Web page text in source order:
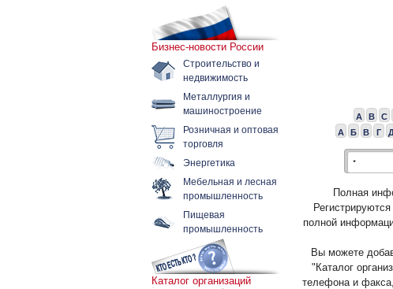
Бизнес-новости России
Строительство и
недвижимость
Металлургия и
машиностроение
Розничная и оптовая
торговля
Энергетика
Мебельная и лесная
промышленность
Пищевая
промышленность
Каталог организаций
A B C
А
Б В Г
Полная
полной
Вы можете
"Каталог
телефона и